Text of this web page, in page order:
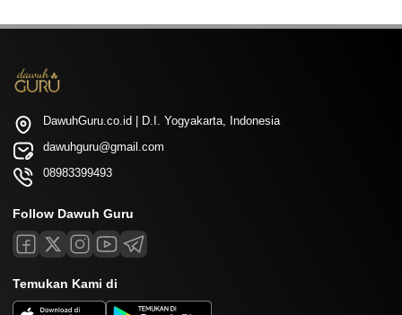
DawuhGuru.co.id | D.I. Yogyakarta, Indonesia
dawuhguru@gmail.com
08983399493
Follow Dawuh Guru
Temukan Kami di